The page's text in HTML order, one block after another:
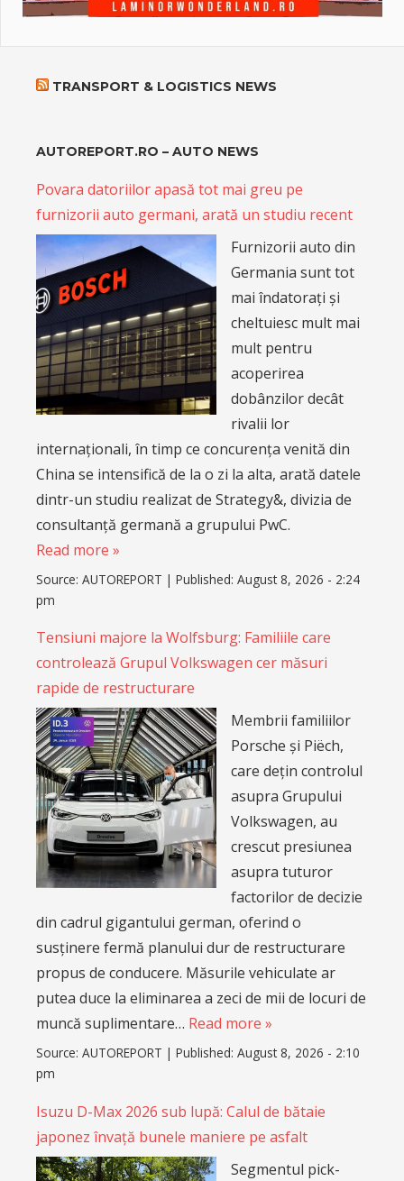
TRANSPORT & LOGISTICS NEWS
AUTOREPORT.RO – AUTO NEWS
Povara datoriilor apasă tot mai greu pe
furnizorii auto germani, arată un studiu recent
Furnizorii auto din
Germania sunt tot
mai îndatorați și
cheltuiesc mult mai
mult pentru
acoperirea
dobânzilor decât
rivalii lor
internaționali, în timp ce concurența venită din
China se intensifică de la o zi la alta, arată datele
dintr-un studiu realizat de Strategy&, divizia de
consultanță germană a grupului PwC.
Read more »
Source: AUTOREPORT | Published: August 8, 2026 - 2:24
pm
Tensiuni majore la Wolfsburg: Familiile care
controlează Grupul Volkswagen cer măsuri
rapide de restructurare
Membrii familiilor
Porsche și Piëch,
care dețin controlul
asupra Grupului
Volkswagen, au
crescut presiunea
asupra tuturor
factorilor de decizie
din cadrul gigantului german, oferind o
susținere fermă planului dur de restructurare
propus de conducere. Măsurile vehiculate ar
putea duce la eliminarea a zeci de mii de locuri de
muncă suplimentare… Read more »
Source: AUTOREPORT | Published: August 8, 2026 - 2:10
pm
Isuzu D-Max 2026 sub lupă: Calul de bătaie
japonez învață bunele maniere pe asfalt
Segmentul pick-